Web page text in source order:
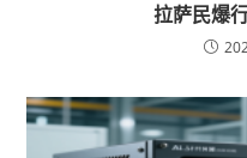
拉萨民爆